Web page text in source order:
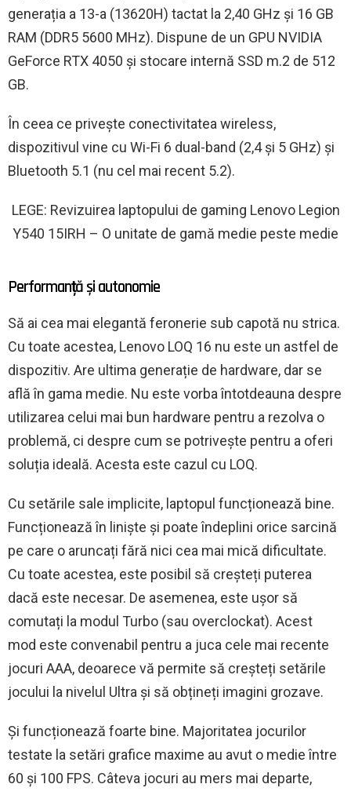
generația a 13-a (13620H) tactat la 2,40 GHz și 16 GB
RAM (DDR5 5600 MHz). Dispune de un GPU NVIDIA
GeForce RTX 4050 și stocare internă SSD m.2 de 512
GB.
În ceea ce privește conectivitatea wireless,
dispozitivul vine cu Wi-Fi 6 dual-band (2,4 și 5 GHz) și
Bluetooth 5.1 (nu cel mai recent 5.2).
LEGE: Revizuirea laptopului de gaming Lenovo Legion
Y540 15IRH – O unitate de gamă medie peste medie
Performanță și autonomie
Să ai cea mai elegantă feronerie sub capotă nu strica.
Cu toate acestea, Lenovo LOQ 16 nu este un astfel de
dispozitiv. Are ultima generație de hardware, dar se
află în gama medie. Nu este vorba întotdeauna despre
utilizarea celui mai bun hardware pentru a rezolva o
problemă, ci despre cum se potrivește pentru a oferi
soluția ideală. Acesta este cazul cu LOQ.
Cu setările sale implicite, laptopul funcționează bine.
Funcționează în liniște și poate îndeplini orice sarcină
pe care o aruncați fără nici cea mai mică dificultate.
Cu toate acestea, este posibil să creșteți puterea
dacă este necesar. De asemenea, este ușor să
comutați la modul Turbo (sau overclockat). Acest
mod este convenabil pentru a juca cele mai recente
jocuri AAA, deoarece vă permite să creșteți setările
jocului la nivelul Ultra și să obțineți imagini grozave.
Și funcționează foarte bine. Majoritatea jocurilor
testate la setări grafice maxime au avut o medie între
60 și 100 FPS. Câteva jocuri au mers mai departe,